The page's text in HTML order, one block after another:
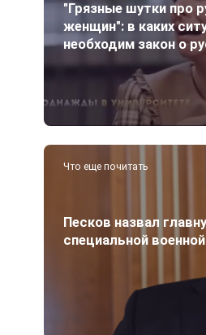
"Грязные шутки про
женщин": в каких
необходим закон о
Что еще почитать
Песков назвал
специальной